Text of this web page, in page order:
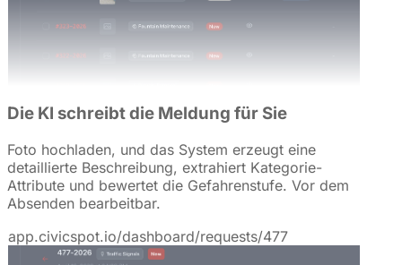
Die KI schreibt die Meldung für Sie
Foto hochladen, und das System erzeugt eine
detaillierte Beschreibung, extrahiert Kategorie-
Attribute und bewertet die Gefahrenstufe. Vor dem
Absenden bearbeitbar.
app.civicspot.io/dashboard/requests/477